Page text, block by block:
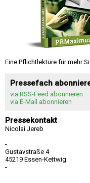
Eine Pflichtlektüre für mehr
Pressefach
via RSS-Feed abonnieren
via E-Mail abonnieren
Pressekontakt
Nicolai Jereb
-
Gustavstraße 4
45219 Essen-Kettwig
-